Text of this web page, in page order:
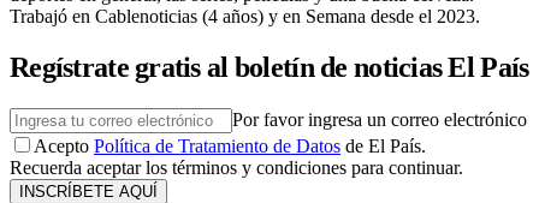
Trabajó en Cablenoticias (4 años) y en Semana desde el 2023.
Regístrate gratis al boletín de noticias El País
Por favor ingresa un correo electrónico
Acepto Política de Tratamiento de Datos de El País.
Recuerda aceptar los términos y condiciones para continuar.
INSCRÍBETE AQUÍ